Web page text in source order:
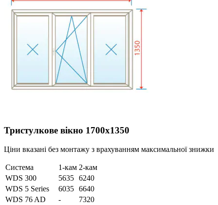
Тристулкове вікно 1700х1350
Ціни вказані без монтажу з врахуванням максимальної знижки
Система 1-кам 2-кам
WDS 300
5635 6240
WDS 5 Series
6035 6640
WDS 76 AD
-
7320